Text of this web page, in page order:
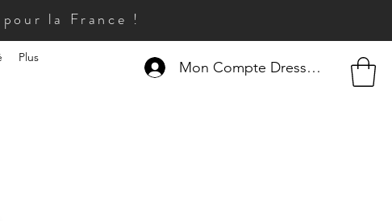
la France !
Plus
Mon Compte Dresseur